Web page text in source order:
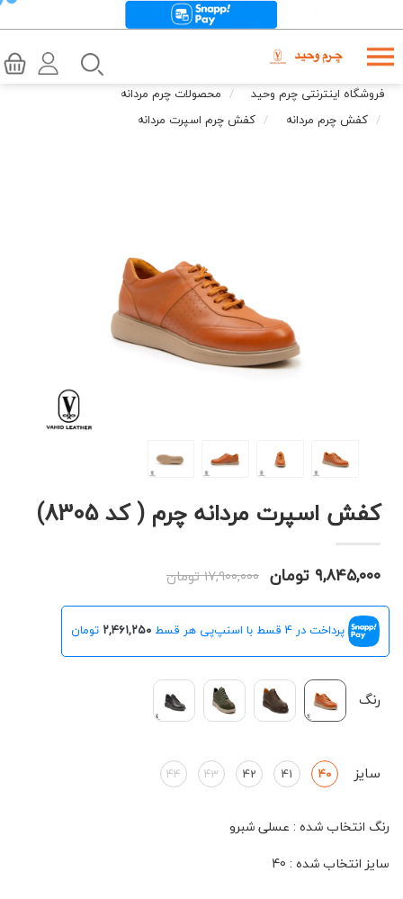
فروشگاه اینترنتی چرم وحید
محصولات چرم مردانه
کفش چرم مردانه
کفش چرم اسپرت مردانه
کفش اسپرت مردانه چرم ( کد 8305)
۹,۸۴۵,۰۰۰ تومان ۱۷,۹۰۰,۰۰۰ تومان
پرداخت در 4 قسط با اسنپ‌پی هر قسط ۲,۴۶۱,۲۵۰ تومان
رنگ
سایز 40
41
42
43
44
رنگ انتخاب شده : عسلی شبرو
سایز انتخاب شده :
40